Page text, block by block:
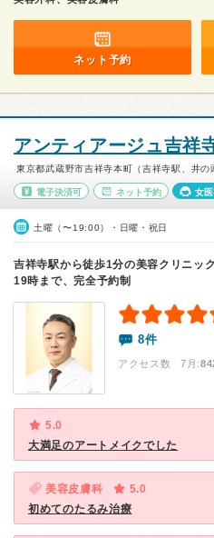
ネット予約
アンティアージュ吉祥
東京都武蔵野市吉祥寺本町（吉祥寺駅、井の
電子決済可 ネット予約 女
土曜（〜19:00）・日曜・祝日
吉祥寺駅から徒歩1分の美容クリニッ
19時まで、完全予約制
8件
アクセス数 7月:
5.0
大満足のアートメイクでした
美容皮膚科
5.0
初めてのたるみ治療